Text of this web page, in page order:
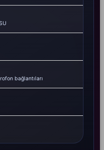
bağlantıları